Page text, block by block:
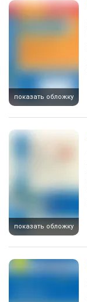
показать обложку
показать обложку